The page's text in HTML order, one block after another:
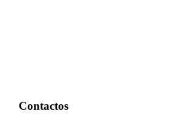
Contactos